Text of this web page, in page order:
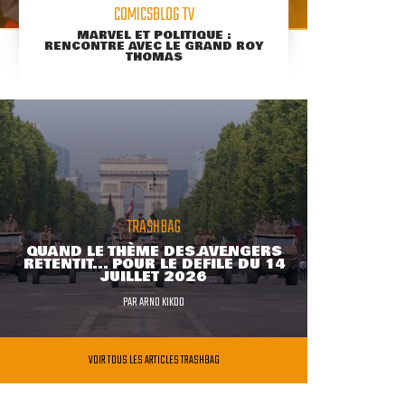
COMICSBLOG TV
MARVEL ET POLITIQUE :
RENCONTRE AVEC LE GRAND ROY
THOMAS
TRASHBAG
QUAND LE THÈME DES AVENGERS
RETENTIT... POUR LE DÉFILÉ DU 14
JUILLET 2026
PARARNO KIKOO
VOIR TOUS LES ARTICLES TRASHBAG